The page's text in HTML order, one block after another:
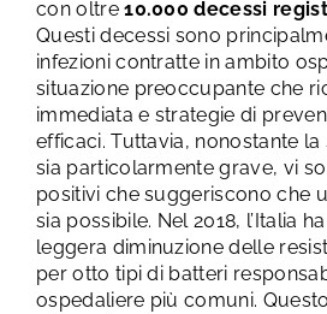
con oltre10.000 decessi
Questi decessi sono
infezioni contratte in ambito
situazione preoccupante che
immediata e strategie di
efficaci.Tuttavia, nonostante la
sia particolarmente grave, vi
positivi che suggeriscono che
sia possibile. Nel 2018, l’Italia
leggera diminuzione delle
per otto tipi di batteri
ospedaliere più comuni.